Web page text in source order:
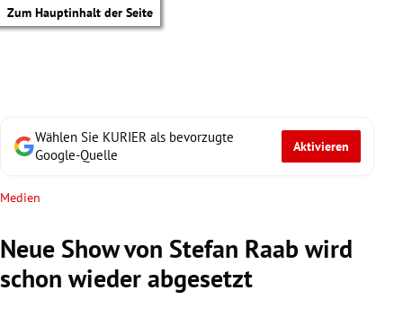
Zum Hauptinhalt der Seite
Wählen Sie KURIER als bevorzugte
Google-Quelle
Aktivieren
Medien
Neue Show von Stefan Raab wird
schon wieder abgesetzt